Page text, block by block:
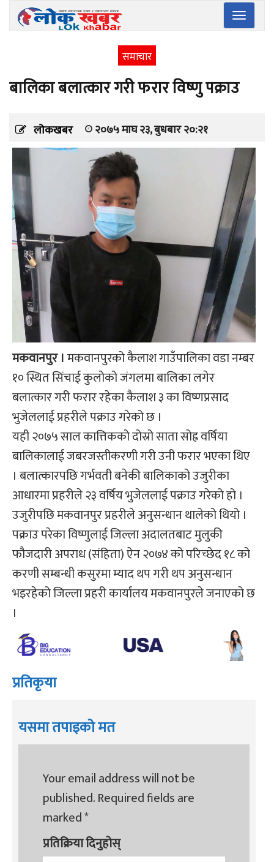
Toggle
समाचार
बालिका बलात्कार गरी फरार विष्णु पक्राउ
लोकखबर २०७५ माघ २३, बुधबार २०:२१
मकवानपुर ।मकवानपुरको कैलाश गाउँपालिका वडा नम्बर
१० स्थित सिंचाई कुलोको जंगलमा बालिका लगेर
बलात्कार गरी फरार रहेका कैलाश ३ का विष्णप्रसाद
भुजेललाई प्रहरीले पक्राउ गरेको छ ।
यही २०७५ साल कात्तिकको दोस्रो साता सोह्र वर्षिया
बालिकालाई जबरजस्तीकरणी गरी उनी फरार भएका थिए
। बलात्कारपछि गर्भवती बनेकी बालिकाको उजुरीका
आधारमा प्रहरीले २३ वर्षिय भुजेललाई पक्राउ गरेको हो ।
उजुरीपछि मकवानपुर प्रहरीले अनुसन्धान थालेको थियो ।
पक्राउ परेका विष्णुलाई जिल्ला अदालतबाट मुलुकी
फौजदारी अपराध (संहिता) ऐन २०७४ को परिच्छेद १८ को
करणी सम्बन्धी कसुरमा म्याद थप गरी थप अनुसन्धान
भइरहेको जिल्ला प्रहरी कार्यालय मकवानपुरले जनाएको छ
।
प्रतिकृया
यसमा तपाइको मत
Your email address will not be
published.Required fields are
marked*
प्रतिक्रिया दिनुहोस्